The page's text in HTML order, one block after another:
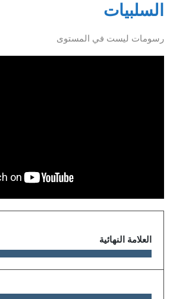
السلبيات
رسومات ليست في المستوى
العلامة النهائية